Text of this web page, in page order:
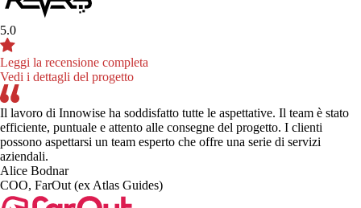
5.0
Leggi la recensione completa
Vedi i dettagli del progetto
Il lavoro di Innowise ha soddisfatto tutte le aspettative. Il team è stato
efficiente, puntuale e attento alle consegne del progetto. I clienti
possono aspettarsi un team esperto che offre una serie di servizi
aziendali.
Alice Bodnar
COO, FarOut (ex Atlas Guides)